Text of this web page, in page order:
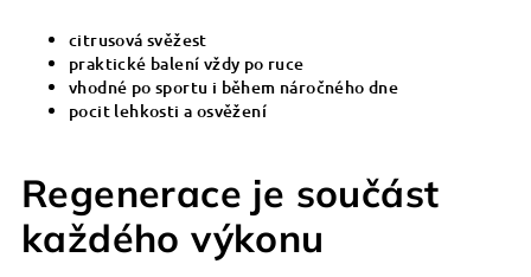
citrusová svěžest
praktické balení vždy po ruce
vhodné po sportu i během náročného dne
pocit lehkosti a osvěžení
Regenerace je součást
každého výkonu